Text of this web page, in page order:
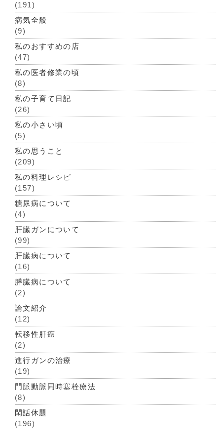
(191)
病気全般
(9)
私のおすすめの店
(47)
私の医者修業の頃
(8)
私の子育て日記
(26)
私の小さい頃
(5)
私の思うこと
(209)
私の料理レシピ
(157)
糖尿病について
(4)
肝臓ガンについて
(99)
肝臓病について
(16)
膵臓病について
(2)
論文紹介
(12)
転移性肝癌
(2)
進行ガンの治療
(19)
門脈動脈同時塞栓療法
(8)
閑話休題
(196)